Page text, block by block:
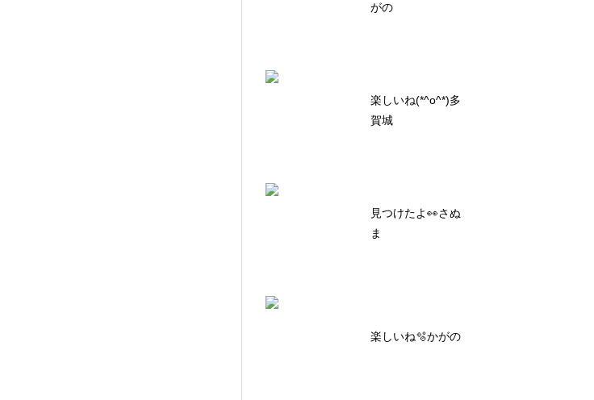
がの
楽しいね(*^o^*)多
賀城
見つけたよ👀さぬ
ま
楽しいね🫧かがの